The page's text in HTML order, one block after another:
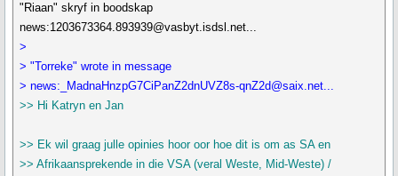
"Riaan" skryf in boodskap
news:1203673364.893939@vasbyt.isdsl.net...
>
> "Torreke" wrote in message
> news:_MadnaHnzpG7CiPanZ2dnUVZ8s-qnZ2d@saix.net...
>> Hi Katryn en Jan
>> Ek wil graag julle opinies hoor oor hoe dit is om as SA en
>> Afrikaansprekende in die VSA (veral Weste, Mid-Weste) /